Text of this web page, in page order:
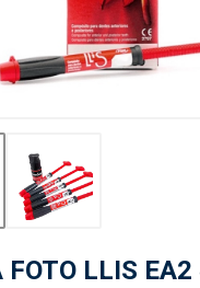
FOTO LLIS EA2